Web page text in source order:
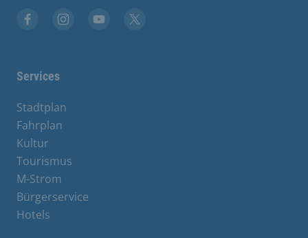
Services
Stadtplan
Fahrplan
Kultur
Tourismus
M-Strom
Bürgerservice
Hotels